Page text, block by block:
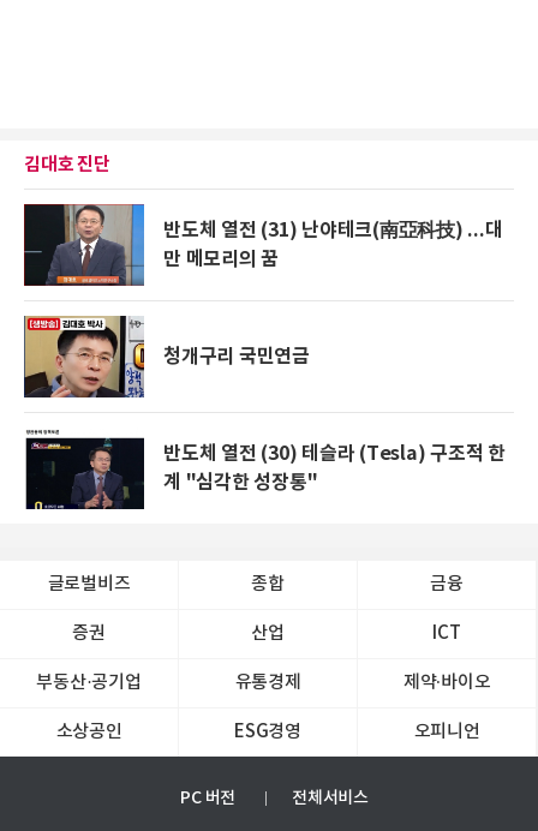
김대호 진단
반도체 열전 (31) 난야테크(南亞科技) ...대
만 메모리의 꿈
청개구리 국민연금
반도체 열전 (30) 테슬라 (Tesla) 구조적 한
계 "심각한 성장통"
글로벌비즈 종합 금융
증권 산업 ICT
부동산·공기업 유통경제 제약∙바이오
소상공인 ESG경영 오피니언
PC 버전 전체서비스